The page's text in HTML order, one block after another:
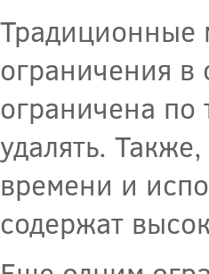
Традиционные
ограничения
ограничена по
удалять.
времени и
содержат